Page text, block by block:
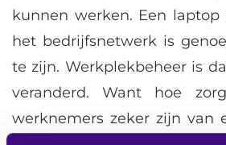
kunnen werken. Een
het bedrijfsnetwerk is
te zijn. Werkplekbeheer is
veranderd. Want hoe
werknemers zeker zijn van